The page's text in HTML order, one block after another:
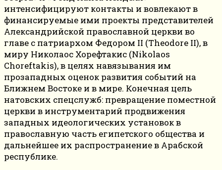
интенсифицируют контакты и вовлекают в
финансируемые ими проекты представителей
Александрийской православной церкви во
главе с патриархом Федором II (Theodore II), в
миру Николаос Хорефтакис (Nikolaos
Choreftakis), в целях навязывания им
прозападных оценок развития событий на
Ближнем Востоке и в мире. Конечная цель
натовских спецслужб: превращение поместной
церкви в инструментарий продвижения
западных идеологических установок в
православную часть египетского общества и
дальнейшее их распространение в Арабской
республике.